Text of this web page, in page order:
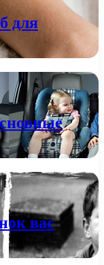
для
вас